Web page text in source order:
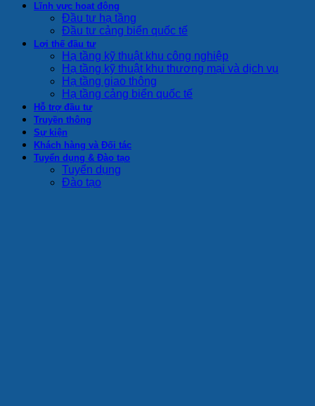
Lĩnh vực hoạt động
Đầu tư hạ tầng
Đầu tư cảng biển quốc tế
Lợi thế đầu tư
Hạ tầng kỹ thuật khu công nghiệp
Hạ tầng kỹ thuật khu thương mại và dịch vụ
Hạ tầng giao thông
Hạ tầng cảng biển quốc tế
Hỗ trợ đầu tư
Truyền thông
Sự kiện
Khách hàng và Đối tác
Tuyển dụng & Đào tạo
Tuyển dụng
Đào tạo